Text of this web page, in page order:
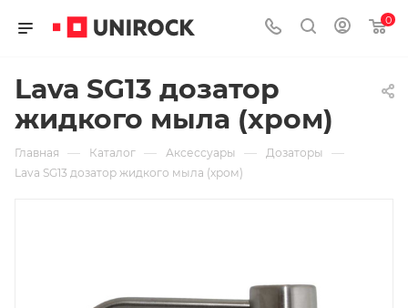
0
Lava SG13 дозатор
жидкого мыла (хром)
Главная — Каталог — Аксессуары — Дозаторы —
Lava SG13 дозатор жидкого мыла (хром)